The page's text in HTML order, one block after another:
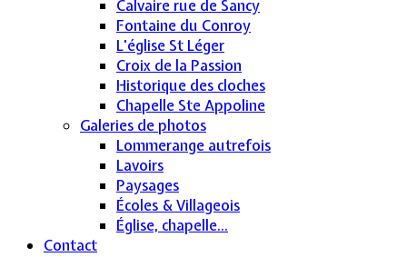
Calvaire rue de Sancy
Fontaine du Conroy
L'église St Léger
Croix de la Passion
Historique des cloches
Chapelle Ste Appoline
Galeries de photos
Lommerange autrefois
Lavoirs
Paysages
Écoles & Villageois
Église, chapelle...
Contact